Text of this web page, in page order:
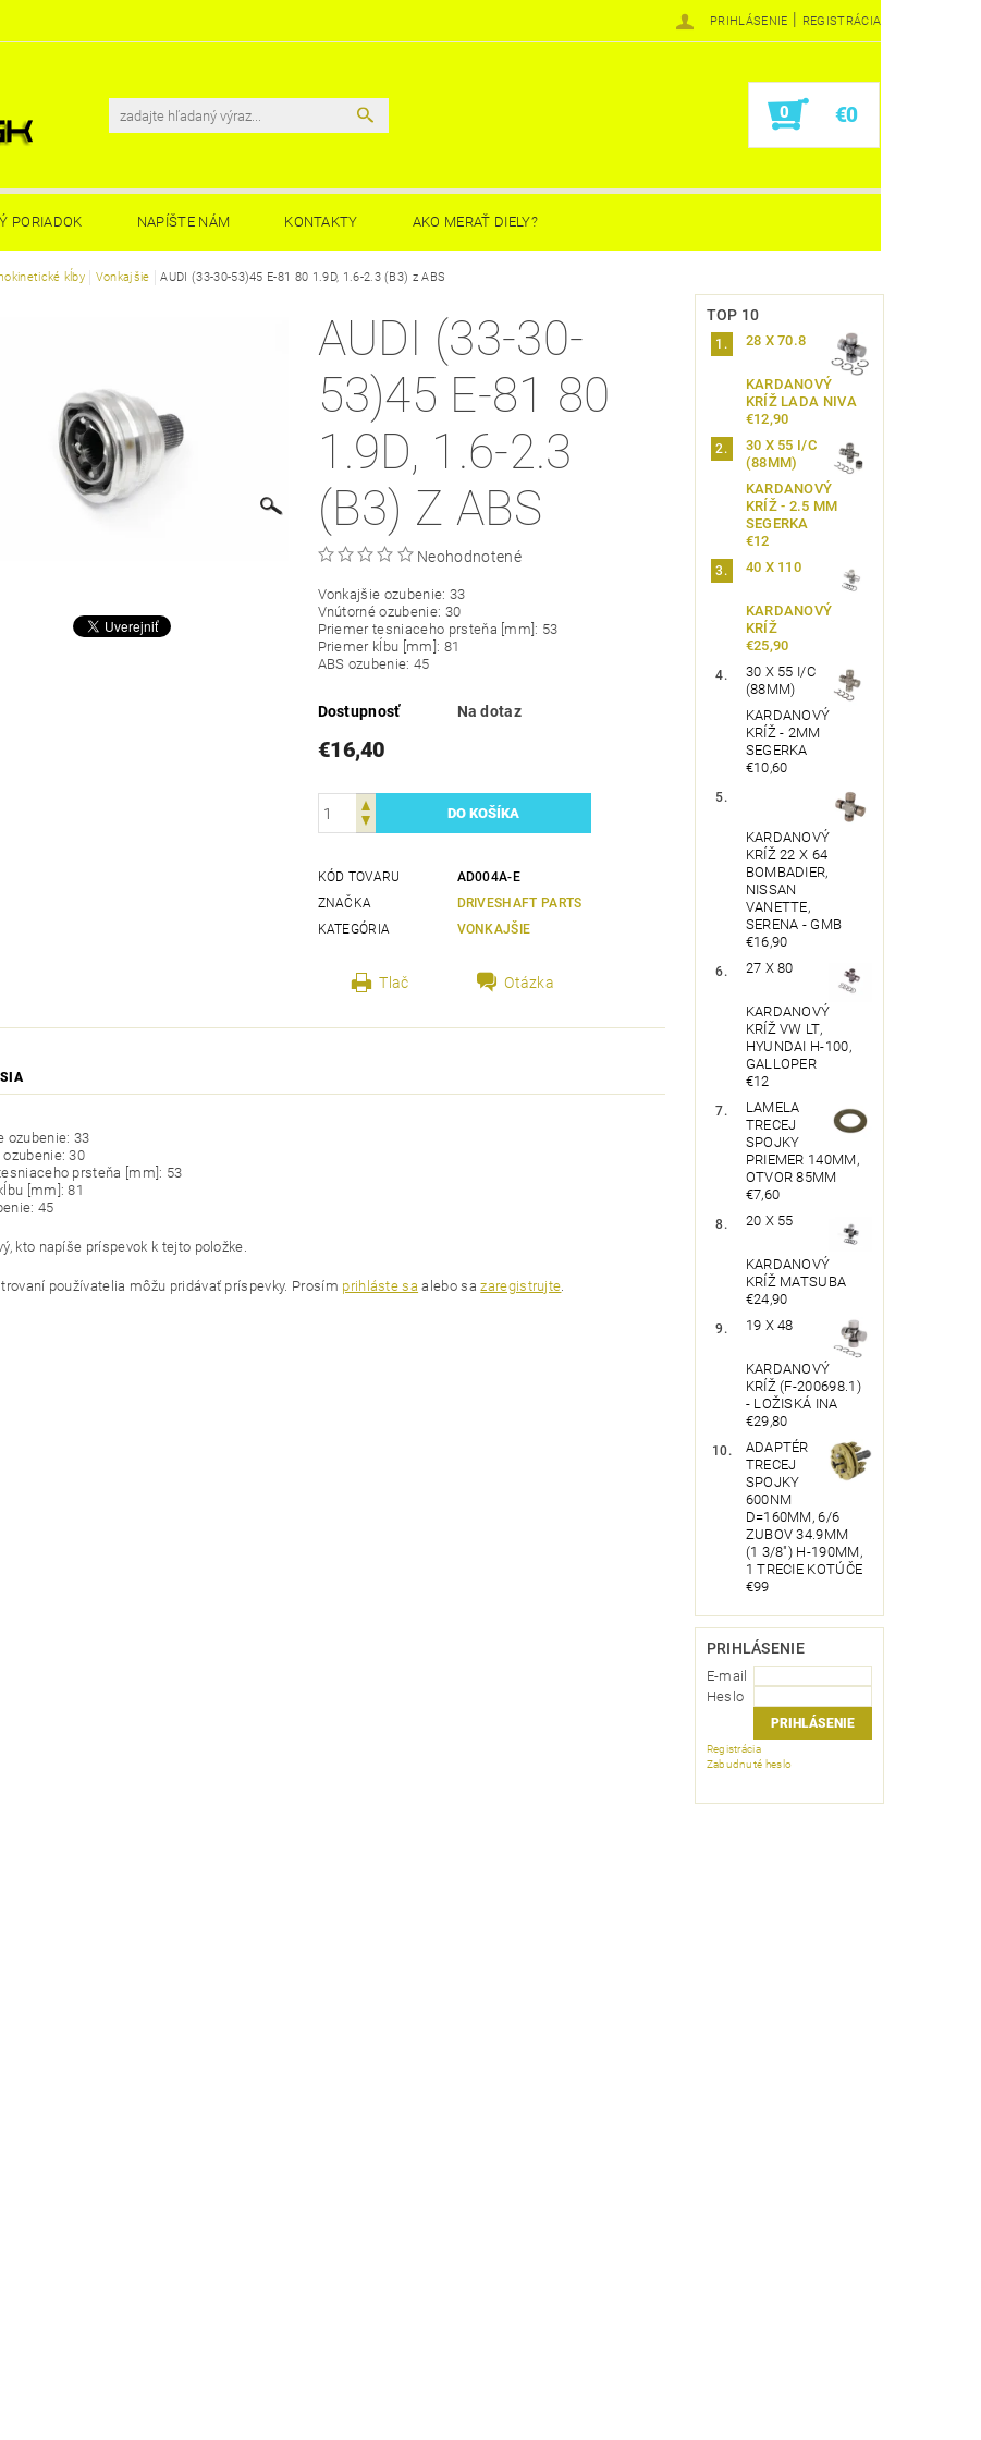
PRIHLÁSENIE | REGISTRÁCIA
0 €0
PORIADOK NAPÍŠTE NÁM KONTAKTY AKO MERAŤ DIELY?
kĺby Vonkajšie AUDI (33-30-53)45 E-81 80 1.9D, 1.6-2.3 (B3) z ABS
AUDI (33-30-
53)45 E-81 80
1.9D, 1.6-2.3
(B3) Z ABS
Neohodnotené
Vonkajšie ozubenie: 33
Vnútorné ozubenie: 30
Priemer tesniaceho prsteňa [mm]: 53
Priemer kĺbu [mm]: 81
ABS ozubenie: 45
Dostupnosť Na dotaz
€16,40
KÓD TOVARU
AD004A-E
ZNAČKA
DRIVESHAFT PARTS
KATEGÓRIA
VONKAJŠIE
Tlač Otázka
ozubenie: 33
30
prsteňa [mm]: 53
[mm]: 81
45
kto napíše príspevok k tejto položke.
používatelia môžu pridávať príspevky. Prosím prihláste sa alebo sazaregistrujte.
TOP 10
28 X 70.8
KARDANOVÝ
KRÍŽ LADA NIVA
€12,90
30 X 55 I/C
(88MM)
KARDANOVÝ
KRÍŽ - 2.5 MM
SEGERKA
€12
40 X 110
KARDANOVÝ
KRÍŽ
€25,90
30 X 55 I/C
(88MM)
KARDANOVÝ
KRÍŽ - 2MM
SEGERKA
€10,60
KARDANOVÝ
KRÍŽ 22 X 64
BOMBADIER,
NISSAN
VANETTE,
SERENA - GMB
€16,90
27 X 80
KARDANOVÝ
KRÍŽ VW LT,
HYUNDAI H-100,
GALLOPER
€12
LAMELA
TRECEJ
SPOJKY
PRIEMER 140MM,
OTVOR 85MM
€7,60
20 X 55
KARDANOVÝ
KRÍŽ MATSUBA
€24,90
19 X 48
KARDANOVÝ
KRÍŽ (F-200698.1)
- LOŽISKÁ INA
€29,80
ADAPTÉR
TRECEJ
SPOJKY
600NM
D=160MM, 6/6
ZUBOV 34.9MM
(1 3/8") H-190MM,
1 TRECIE KOTÚČE
€99
PRIHLÁSENIE
E-mail
Heslo
Registrácia
Zabudnuté heslo